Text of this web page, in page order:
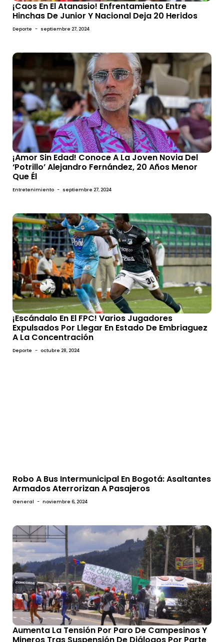
¡Caos En El Atanasio! Enfrentamiento Entre
Hinchas De Junior Y Nacional Deja 20 Heridos
Deporte - septiembre 27, 2024
¡Amor Sin Edad! Conoce A La Joven Novia Del
‘Potrillo’ Alejandro Fernández, 20 Años Menor
Que Él
Entretenimiento - septiembre 27, 2024
¡Escándalo En El FPC! Varios Jugadores
Expulsados Por Llegar En Estado De Embriaguez
A La Concentración
Deporte - octubre 28, 2024
Robo A Bus Intermunicipal En Bogotá: Asaltantes
Armados Aterrorizan A Pasajeros
General - noviembre 6, 2024
Aumenta La Tensión Por Paro De Campesinos Y